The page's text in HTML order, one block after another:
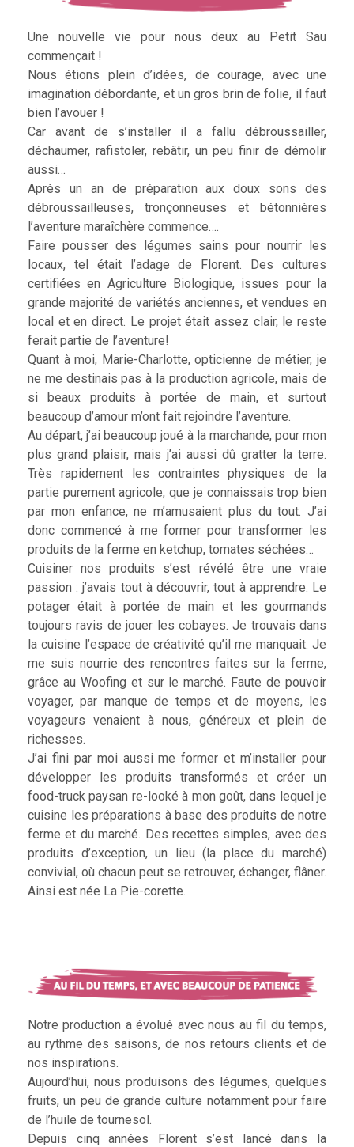
Une nouvelle vie pour nous deux au Petit Sau
commençait !
Nous étions plein d’idées, de courage, avec une
imagination débordante, et un gros brin de folie, il faut
bien l’avouer !
Car avant de s’installer il a fallu débroussailler,
déchaumer, rafistoler, rebâtir, un peu finir de démolir
aussi…
Après un an de préparation aux doux sons des
débroussailleuses, tronçonneuses et bétonnières
l’aventure maraîchère commence….
Faire pousser des légumes sains pour nourrir les
locaux, tel était l’adage de Florent. Des cultures
certifiées en Agriculture Biologique, issues pour la
grande majorité de variétés anciennes, et vendues en
local et en direct. Le projet était assez clair, le reste
ferait partie de l’aventure!
Quant à moi, Marie-Charlotte, opticienne de métier, je
ne me destinais pas à la production agricole, mais de
si beaux produits à portée de main, et surtout
beaucoup d’amour m’ont fait rejoindre l’aventure.
Au départ, j’ai beaucoup joué à la marchande, pour mon
plus grand plaisir, mais j’ai aussi dû gratter la terre.
Très rapidement les contraintes physiques de la
partie purement agricole, que je connaissais trop bien
par mon enfance, ne m’amusaient plus du tout. J’ai
donc commencé à me former pour transformer les
produits de la ferme en ketchup, tomates séchées…
Cuisiner nos produits s’est révélé être une vraie
passion : j’avais tout à découvrir, tout à apprendre. Le
potager était à portée de main et les gourmands
toujours ravis de jouer les cobayes. Je trouvais dans
la cuisine l’espace de créativité qu’il me manquait. Je
me suis nourrie des rencontres faites sur la ferme,
grâce au Woofing et sur le marché. Faute de pouvoir
voyager, par manque de temps et de moyens, les
voyageurs venaient à nous, généreux et plein de
richesses.
J’ai fini par moi aussi me former et m’installer pour
développer les produits transformés et créer un
food-truck paysan re-looké à mon goût, dans lequel je
cuisine les préparations à base des produits de notre
ferme et du marché. Des recettes simples, avec des
produits d’exception, un lieu (la place du marché)
convivial, où chacun peut se retrouver, échanger, flâner.
Ainsi est née La Pie-corette.
Notre production a évolué avec nous au fil du temps,
au rythme des saisons, de nos retours clients et de
nos inspirations.
Aujourd’hui, nous produisons des légumes, quelques
fruits, un peu de grande culture notamment pour faire
de l’huile de tournesol.
Depuis cinq années Florent s’est lancé dans la